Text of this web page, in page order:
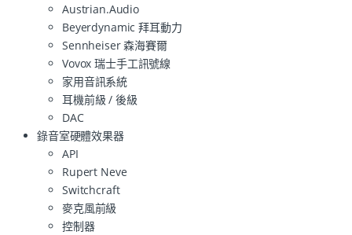
Austrian.Audio
Beyerdynamic 拜耳動力
Sennheiser 森海賽爾
Vovox 瑞士手工訊號線
家用音訊系統
耳機前級 / 後級
DAC
錄音室硬體效果器
API
Rupert Neve
Switchcraft
麥克風前級
控制器